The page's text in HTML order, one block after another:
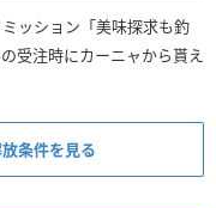
ッション「美味探求も釣
受注時にカーニャから貰え
条件を見る